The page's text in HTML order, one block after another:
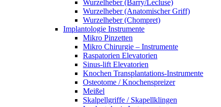
Wurzelheber (Barry/Lecluse)
Wurzelheber (Anatomischer Griff)
Wurzelheber (Chompret)
Implantologie Instrumente
Mikro Pinzetten
Mikro Chirurgie – Instrumente
Raspatorien Elevatorien
Sinus-lift Elevatorien
Knochen Transplantations-Instrumente
Osteotome / Knochenspreizer
Meißel
Skalpellgriffe / Skapellklingen